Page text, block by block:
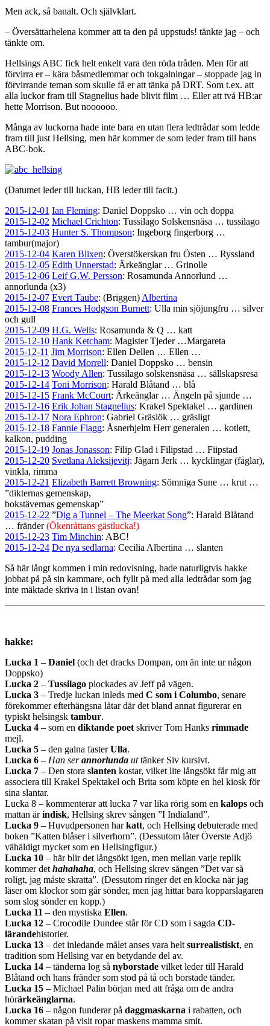
Men ack, så banalt. Och självklart.
– Översättarhelena kommer att ta den på uppstuds! tänkte jag – och
tänkte om.
Hellsings ABC fick helt enkelt vara den röda tråden. Men för att
förvirra er – kära båsmedlemmar och tokgalningar – stoppade jag in
förvirrande teman som skulle få er att tänka på DRT. Som t.ex. att
alla luckor fram till Stagnelius hade blivit film … Eller att två HB:ar
hette Morrison. But noooooo.
Många av luckorna hade inte bara en utan flera ledtrådar som ledde
fram till just Hellsing, men här kommer de som leder fram till hans
ABC-bok.
(Datumet leder till luckan, HB leder till facit.)
2015-12-01 Ian Fleming: Daniel Doppsko … vin och doppa
2015-12-02 Michael Crichton: Tussilago Solskensnäsa … tussilago
2015-12-03 Hunter S. Thompson: Ingeborg fingerborg …
tambur(major)
2015-12-04 Karen Blixen: Överstökerskan fru Östen … Ryssland
2015-12-05 Edith Unnerstad: Ärkeänglar … Grinolle
2015-12-06 Leif G.W. Persson: Rosamunda Annorlund …
annorlunda (x3)
2015-12-07 Evert Taube: (Briggen) Albertina
2015-12-08 Frances Hodgson Burnett: Ulla min sjöjungfru … silver
och gull
2015-12-09 H.G. Wells: Rosamunda & Q … katt
2015-12-10 Hank Ketcham: Magister Tjeder …Margareta
2015-12-11 Jim Morrison: Ellen Dellen … Ellen …
2015-12-12 David Morrell: Daniel Doppsko … bensin
2015-12-13 Woody Allen: Tussilago solskensnäsa … sällskapsresa
2015-12-14 Toni Morrison: Harald Blåtand … blå
2015-12-15 Frank McCourt: Ärkeänglar … Ängeln på sjunde …
2015-12-16 Erik Johan Stagnelius: Krakel Spektakel … gardinen
2015-12-17 Nora Ephron: Gabriel Gräslök … gräsligt
2015-12-18 Fannie Flagg: Åsnerhjelm Herr generalen … kotlett,
kalkon, pudding
2015-12-19 Jonas Jonasson: Filip Glad i Filipstad … Fiipstad
2015-12-20 Svetlana Aleksijevitj: Jägarn Jerk … kycklingar (fåglar),
vinkla, rimma
2015-12-21 Elizabeth Barrett Browning: Sömniga Sune … krut …
”dikternas gemenskap,
bokstävernas gemenskap”
2015-12-22 ”Dig a Tunnel – The Meerkat Song”: Harald Blåtand
… fränder(Ökenråttans gästlucka!)
2015-12-23 Tim Minchin: ABC!
2015-12-24 De nya sedlarna: Cecilia Albertina … slanten
Så här långt kommen i min redovisning, hade naturligtvis hakke
jobbat på på sin kammare, och fyllt på med alla ledtrådar som jag
inte mäktade skriva in i listan ovan!
hakke:
Lucka 1 – Daniel (och det dracks Dompan, om än inte ur någon
Doppsko)
Lucka 2 – Tussilago plockades av Jeff på vägen.
Lucka 3 – Tredje luckan inleds med C som i Columbo, senare
förekommer efterhängsna låtar där det bland annat figurerar en
typiskt helsingsk tambur.
Lucka 4 – som en diktande poet skriver Tom Hanks rimmade
mejl.
Lucka 5 – den galna fasterUlla.
Lucka 6 – Han serannorlunda uttänker Siv kursivt.
Lucka 7 – Den stora slanten kostar, vilket lite långsökt får mig att
associera till Krakel Spektakel och Brita som köpte en hel kiosk för
sina slantar.
Lucka 8 – kommenterar att lucka 7 var lika rörig som en kalops och
mattan ärindisk, Hellsing skrev sången ”I Indialand”.
Lucka 9 – Huvudpersonen harkatt, och Hellsing debuterade med
boken ”Katten blåser i silverhorn”. (Dessutom låter Överste Adjö
vähäldigt mycket som en Hellsingfigur.)
Lucka 10 – här blir det långsökt igen, men mellan varje replik
kommer det hahahaha, och Hellsing skrev sången ”Det var så
roligt, jag måste skratta”. (Dessutom ringer det en klocka när jag
läser om klockor som går sönder, men jag hittar bara kopparslagaren
som slog sönder en kopp.)
Lucka 11 – den mystiska Ellen.
Lucka 12 – Crocodile Dundee står för CD som i sagda CD-
lärandehistorier.
Lucka 13 – det inledande målet anses vara helt surrealistiskt, en
tradition som Hellsing var en betydande del av.
Lucka 14 – tänderna log så nyborstade vilket leder till Harald
Blåtand och hans fränder som stod på tå och borstade tänder.
Lucka 15 – Michael Palin början med att fråga om de andra
hörärkeänglarna.
Lucka 16 – någon funderar på daggmaskarna i rabatten, och
kommer skatan på visit ropar maskens mamma smit.